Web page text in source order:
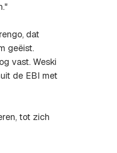
dat
geëist.
vast. Weski
de EBI met
tot zich